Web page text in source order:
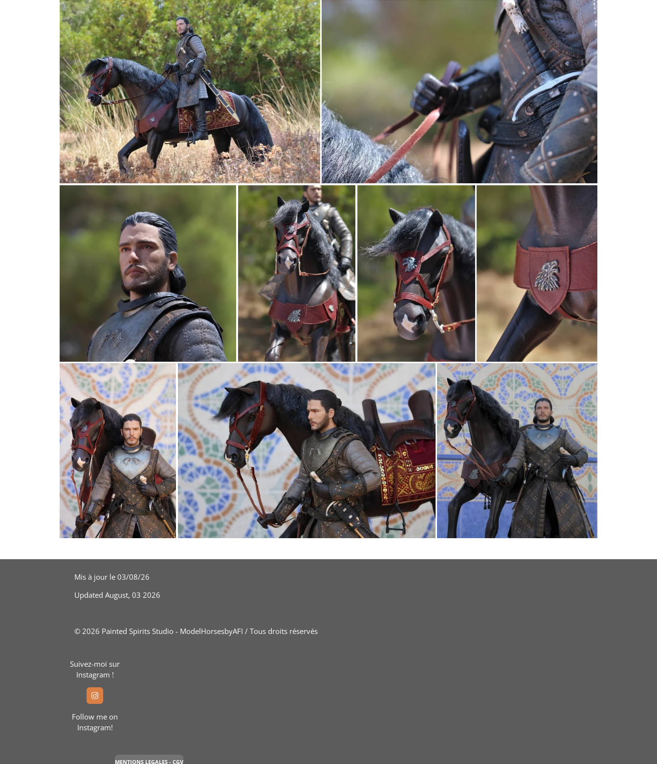
Mis à jour le 03/08/26
Updated August, 03 2026
© 2026 Painted Spirits Studio - ModelHorsesbyAFI / Tous droits réservés
Suivez-moi sur
Instagram !
I
N
T
A
G
Follow me on
Instagram!
MENTIONS LEGALES - CGV